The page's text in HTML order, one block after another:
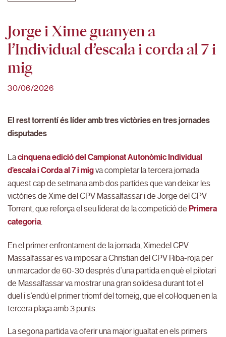
Jorge i Xime guanyen a
l’Individual d’escala i corda al 7 i
mig
30/06/2026
El rest torrentí és líder amb tres victòries en tres jornades
disputades
Lacinquena edició del Campionat Autonòmic Individual
d’escala i Corda al 7 i migva completar la tercera jornada
aquest cap de setmana amb dos partides que van deixar les
victòries de Xime del CPV Massalfassar i de Jorge del CPV
Torrent, que reforça el seu liderat de la competició de Primera
categoria
En el primer enfrontament de la jornada, Ximedel CPV
Massalfassar es va imposar a Christian del CPV Riba-roja per
un marcador de 60-30 després d’una partida en què el pilotari
de Massalfassar va mostrar una gran solidesa durant tot el
duel i s’endú el primer triomf del torneig, que el col·loquen en la
tercera plaça amb 3 punts.
La segona partida va oferir una major igualtat en els primers